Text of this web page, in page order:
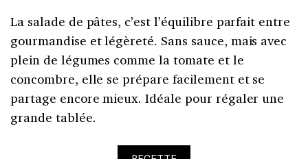
La salade de pâtes, c’est l’équilibre parfait entre
gourmandise et légèreté. Sans sauce, mais avec
plein de légumes comme la tomate et le
concombre, elle se prépare facilement et se
partage encore mieux. Idéale pour régaler une
grande tablée.